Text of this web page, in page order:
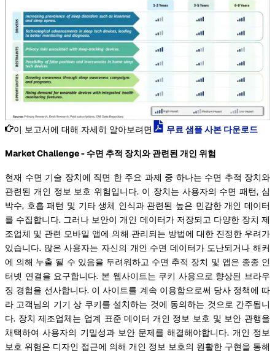
이 보고서에 대해 자세히 알아보려면 무료 샘플 사본 다운로드
Market Challenge - 수면 추적 장치와 관련된 개인 위험
현재 수면 기술 장치에 직면 한 주요 과제 중 하나는 수면 추적 장치와
관련된 개인 정보 보호 위험입니다. 이 장치는 사용자의 수면 패턴, 심
박수, 호흡 패턴 및 기타 생체 인식과 관련된 높은 민감한 개인 데이터
를 수집합니다. 그러나 보안이 개인 데이터가 저장되고 다양한 장치 제
조업체 및 관련 모바일 앱에 의해 관리되는 방법에 대한 진정한 우려가
있습니다. 많은 사용자는 자신의 개인 수면 데이터가 도난되거나 해커
에 의해 누출 될 수 있음을 두려워하고 수면 추적 장치 및 앱은 종종 인
터넷 연결을 요구합니다. 본 웹사이트는 쿠키 사용으로 향상된 브라우
징 경험을 선사합니다. 이 사이트를 계속 이용함으로써 당사 정책에 따
라 고객님의 기기 상 쿠키를 설치하는 것에 동의하는 것으로 간주됩니
다. 장치 제조업체는 업계 표준 데이터 개인 정보 보호 및 보안 관행을
채택하여 사용자의 기밀성과 보안 문제를 해결해야합니다. 개인 정보
보호 위험은 디자인 접근에 의해 개인 정보 보호의 원활한 구현을 통해